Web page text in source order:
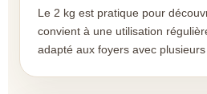
Le 2 kg est pratique pour
convient à une utilisation
adapté aux foyers avec plusieurs